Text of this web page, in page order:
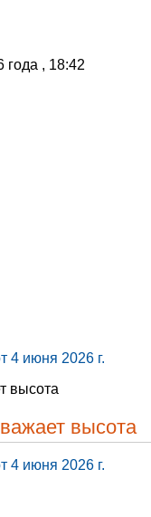
года , 18:42
4 июня 2026 г.
высота
высота
4 июня 2026 г.